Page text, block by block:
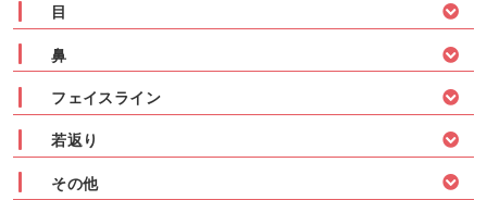
目
鼻
フェイスライン
若返り
その他